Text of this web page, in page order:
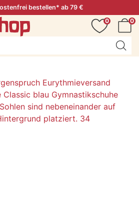
bestellen* ab 79 €
0
0